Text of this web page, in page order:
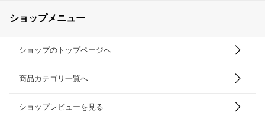
ショップメニュー
ショップのトップページへ
商品カテゴリ一覧へ
ショップレビューを見る